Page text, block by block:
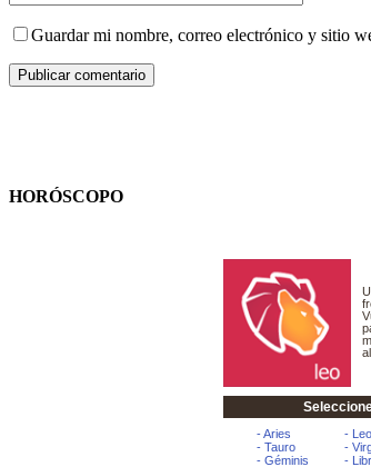
Guardar mi nombre, correo electrónico y sitio
HORÓSCOPO